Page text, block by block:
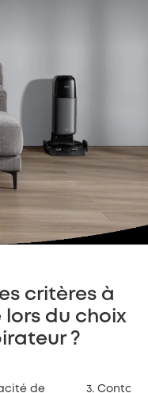
critères à
du choix
?
de
3.